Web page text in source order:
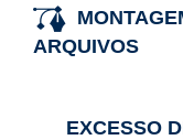
ARQUIVOS
EXCESSO